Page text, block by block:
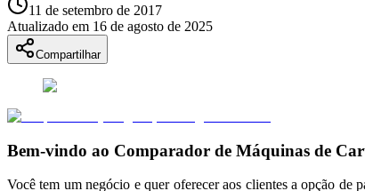
11 de setembro de 2017
Atualizado em 16 de agosto de 2025
Compartilhar
Bem-vindo ao Comparador de Máquinas de
Você tem um negócio e quer oferecer aos clientes a opção de